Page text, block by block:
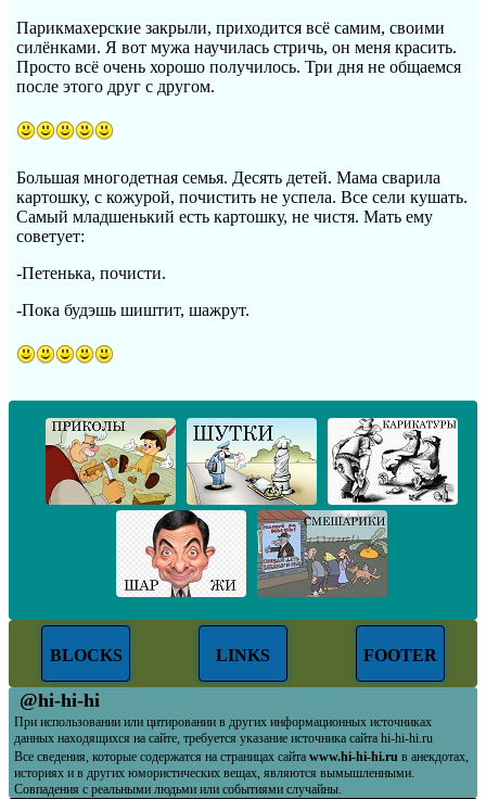
Парикмахерские закрыли, приходится всё самим, своими
силёнками. Я вот мужа научилась стричь, он меня красить.
Просто всё очень хорошо получилось. Три дня не общаемся
после этого друг с другом.
Большая многодетная семья. Десять детей. Мама сварила
картошку, с кожурой, почистить не успела. Все сели кушать.
Самый младшенький есть картошку, не чистя. Мать ему
советует:
-Петенька, почисти.
-Пока будэшь шиштит, шажрут.
BLOCKS LINKS FOOTER
@hi-hi-hi
При использовании или цитировании в других информационных источниках
данных находящихся на сайте, требуется указание источника сайта hi-hi-hi.ru
Все сведения, которые содержатся на страницах сайта www.hi-hi-hi.ru в анекдотах,
историях и в других юмористических вещах, являются вымышленными.
Совпадения с реальными людьми или событиями случайны.